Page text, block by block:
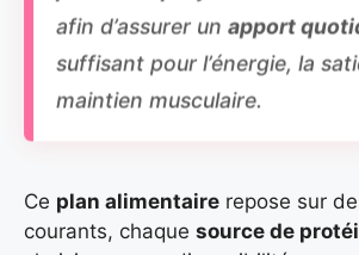
afin d’assurer unapport
suffisant pour l’énergie, la
maintien musculaire.
Ce plan alimentaire repose sur
courants, chaque source de